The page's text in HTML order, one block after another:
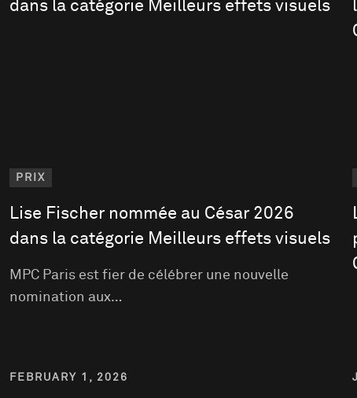
PRIX
Lise Fischer nommée au César 2026
dans la catégorie Meilleurs effets visuels
MPC Paris est fier de célébrer une nouvelle
nomination aux…
FEBRUARY 1, 2026